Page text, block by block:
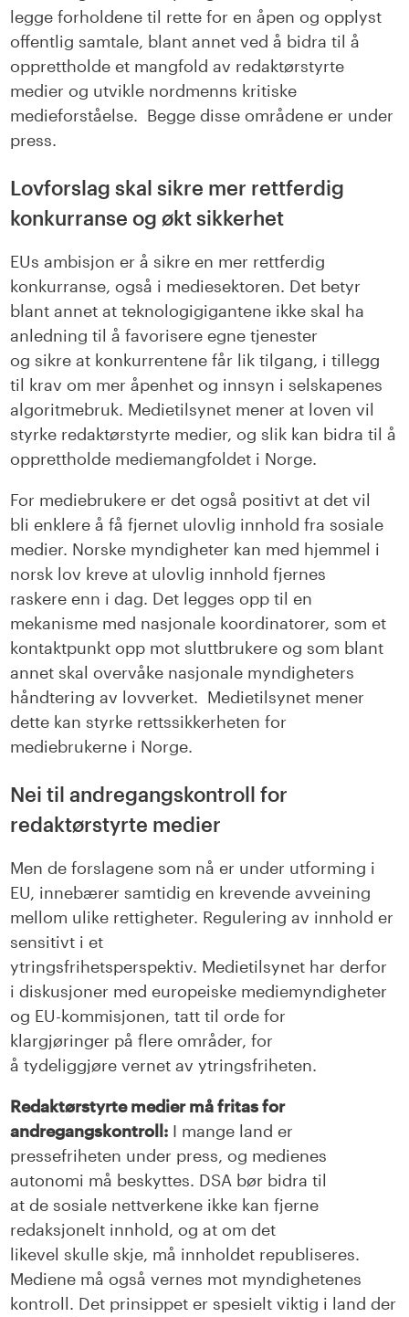
legge forholdene til rette for en åpen og opplyst
offentlig samtale, blant annet ved å bidra til å
opprettholde et mangfold av redaktørstyrte
medier og utvikle nordmenns kritiske
medieforståelse. Begge disse områdene er under
press.
Lovforslag skal sikre mer rettferdig
konkurranse og økt sikkerhet
EUsambisjoner å sikre en mer rettferdig
konkurranse, også i mediesektoren. Det betyr
blant annet at teknologigigantene ikke skal ha
anledning til å favorisere egne tjenester
ogsikreat konkurrentene får lik tilgang, i tillegg
til krav om mer åpenhet og innsyn i selskapenes
algoritmebruk. Medietilsynet mener at loven vil
styrke redaktørstyrte medier, og slik kan bidra til å
opprettholde mediemangfoldet i Norge.
For mediebrukere er det også positivt atdet vil
blienklere å få fjernet ulovlig innholdfra sosiale
medier. Norske myndigheter kan med hjemmel i
norsk lov kreve at ulovlig innhold fjernes
raskere enn i dag. Det legges opp til en
mekanisme med nasjonale koordinatorer, somet
kontaktpunkt opp mot sluttbrukere og som blant
annet skal overvåke nasjonale myndigheters
håndteringav lovverket. Medietilsynet mener
dette kanstyrke rettssikkerheten for
mediebrukerne i Norge.
Nei til andregangskontroll for
redaktørstyrte medier
Mende forslagene som nå er under utforming i
EU, innebærersamtidig en krevende avveining
mellom ulike rettigheter. Regulering av innhold er
sensitivt i et
ytringsfrihetsperspektiv. Medietilsynet harderfor
idiskusjoner med europeiske mediemyndigheter
og EU-kommisjonen, tatt til orde for
klargjøringer på flere områder,for
åtydeliggjørevernet av ytringsfriheten.
Redaktørstyrte medier må fritas for
andregangskontroll: I mange land er
pressefriheten under press, og medienes
autonomi må beskyttes. DSA bør bidra til
at de sosiale nettverkene ikke kan fjerne
redaksjonelt innhold, og at om det
likevelskulleskje, må innholdet republiseres.
Mediene må også vernes mot myndighetenes
kontroll. Det prinsippeter spesieltviktig i land der